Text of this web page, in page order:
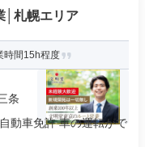
│札幌エリア
時間15h程度
条
動車免許 車の運転がで